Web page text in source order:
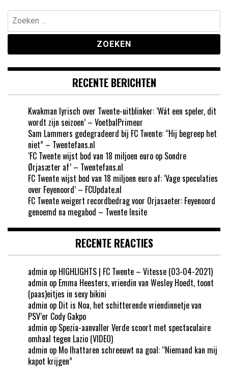
Zoeken
naar:
RECENTE BERICHTEN
Kwakman lyrisch over Twente-uitblinker: ‘Wát een speler, dit
wordt zijn seizoen’ – VoetbalPrimeur
Sam Lammers gedegradeerd bij FC Twente: “Hij begreep het
niet” – Twentefans.nl
‘FC Twente wijst bod van 18 miljoen euro op Sondre
Ørjasæter af’ – Twentefans.nl
FC Twente wijst bod van 18 miljoen euro af: ‘Vage speculaties
over Feyenoord’ – FCUpdate.nl
FC Twente weigert recordbedrag voor Orjasaeter: Feyenoord
genoemd na megabod – Twente Insite
RECENTE REACTIES
admin op HIGHLIGHTS | FC Twente – Vitesse (03-04-2021)
admin op Emma Heesters, vriendin van Wesley Hoedt, toont
(paas)eitjes in sexy bikini
admin op Dit is Noa, het schitterende vriendinnetje van
PSV’er Cody Gakpo
admin op Spezia-aanvaller Verde scoort met spectaculaire
omhaal tegen Lazio (VIDEO)
admin op Mo Ihattaren schreeuwt na goal: “Niemand kan mij
kapot krijgen”